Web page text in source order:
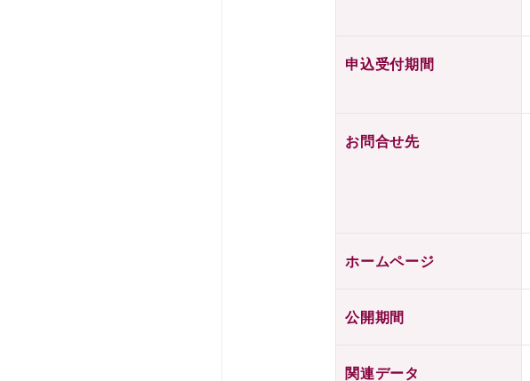
申込受付期間
お問合せ先
ホームページ
公開期間
関連データ